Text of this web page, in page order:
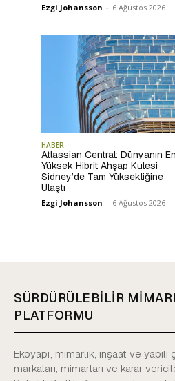
Ezgi Johansson - 6 Ağustos 2026
HABER
Atlassian Central: Dünyanın En
Yüksek Hibrit Ahşap Kulesi
Sidney’de Tam Yüksekliğine
Ulaştı
Ezgi Johansson - 6 Ağustos 2026
SÜRDÜRÜLEBİLİR
PLATFORMU
Ekoyapı; mimarlık, inşaat ve
markaları, mimarları ve karar